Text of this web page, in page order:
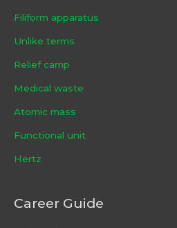
Filiform apparatus
Unlike terms
Relief camp
Medical waste
Atomic mass
Functional unit
Hertz
Career Guide